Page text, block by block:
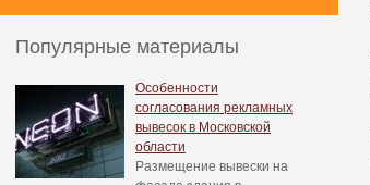
Популярные материалы
Особенности
согласования рекламных
вывесок в Московской
области
Размещение вывески на